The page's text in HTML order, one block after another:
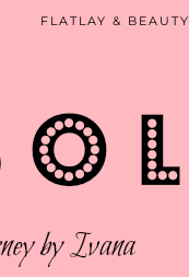
FLATLAY & BEAUTY